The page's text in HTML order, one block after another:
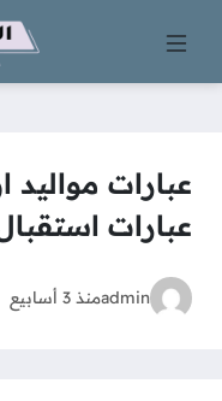
عبارات مواليد
عبارات
adminمنذ 3 أسابيع